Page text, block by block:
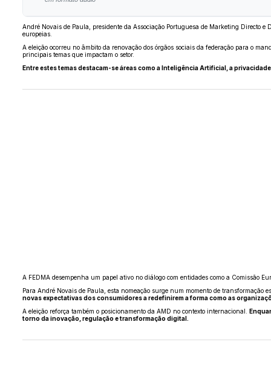
André Novais de Paula, presidente da Associação Portuguesa de Marketing Directo
europeias.
A eleição ocorreu no âmbito da renovação dos órgãos sociais da federação para o
principais temas que impactam o setor.
Entre estes temas destacam-se áreas como a Inteligência Artificial, a
A FEDMA desempenha um papel ativo no diálogo com entidades como a Comissão
Para André Novais de Paula, esta nomeação surge num momento de transformação
novas expectativas dos consumidores a redefinirem a forma como as
A eleição reforça também o posicionamento da AMD no contexto internacional.
torno da inovação, regulação e transformação digital.